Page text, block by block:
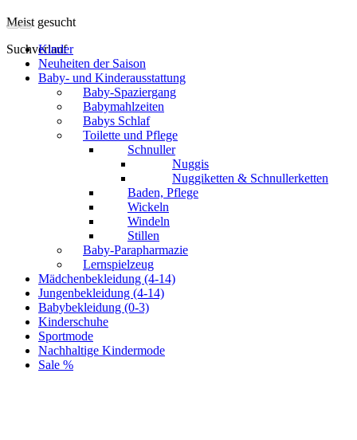
Meist gesucht
Suchverlauf
Kinder
Neuheiten der Saison
Baby- und Kinderausstattung
Baby-Spaziergang
Babymahlzeiten
Babys Schlaf
Toilette und Pflege
Schnuller
Nuggis
Nuggiketten & Schnullerketten
Baden, Pflege
Wickeln
Windeln
Stillen
Baby-Parapharmazie
Lernspielzeug
Mädchenbekleidung (4-14)
Jungenbekleidung (4-14)
Babybekleidung (0-3)
Kinderschuhe
Sportmode
Nachhaltige Kindermode
Sale %